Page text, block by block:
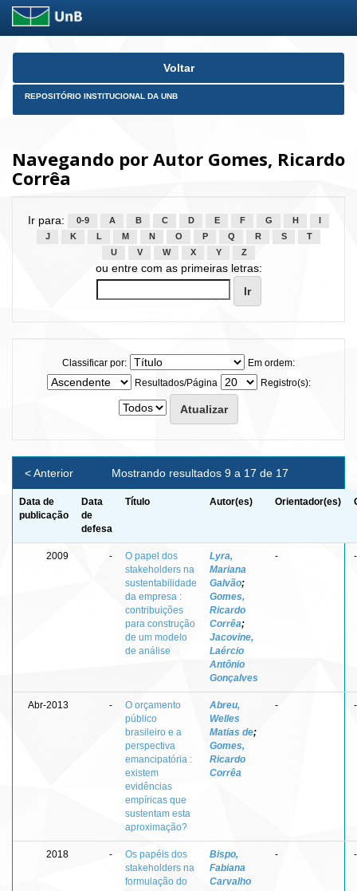
Skip
Voltar
REPOSITÓRIO INSTITUCIONAL DA UNB
Navegando por Autor Gomes, Ricardo
Corrêa
Ir para: 0-9 A B C D E F G H
J
K L M N O P Q R S
T
U
V W X Y Z
ou entre com as primeiras letras:
Classificar por:
Em ordem:
Resultados/Página
Registro(s):
Mostrando resultados 9 a 17 de 17
< Anterior
Data de
publicação
Data
de
defesa
Título Autor(es) Orientador(es)
2009 -
O papel dos
stakeholders na
sustentabilidade
da empresa :
contribuições
para construção
de um modelo
de análise
Lyra,
Mariana
Galvão;
Gomes,
Ricardo
Corrêa;
Jacovine,
Laércio
Antônio
Gonçalves
- -
Abr-2013 -
O orçamento
público
brasileiro e a
perspectiva
emancipatória :
existem
evidências
empíricas que
sustentam esta
aproximação?
Abreu,
Welles
Matias de;
Gomes,
Ricardo
Corrêa
- -
2018 -
Os papéis dos
stakeholders na
formulação do
Bispo,
Fabiana
Carvalho
- -